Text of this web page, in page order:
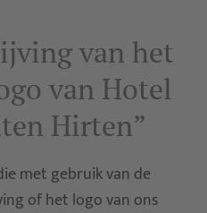
van het
van Hotel
Hirten”
met gebruik van de
of het logo van ons